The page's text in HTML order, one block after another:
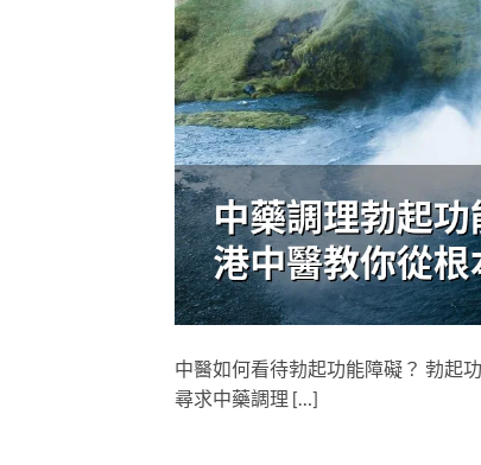
中醫如何看待勃起功能障礙？ 勃起
尋求中藥調理 […]